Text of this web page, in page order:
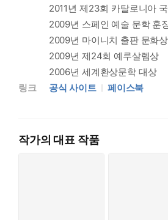
세번째로 벨을 눌렀을 때 현관문이
에 화가 난 것처럼 보였다. 나이는
말을 뱉으면 결코 무르는 법이 없을
내리쬐는 태양빛, 시원한 아이스커
히 일을 마무리하고 떠나려는 그때,
2011년 제23회 카탈로니아
2009년 스페인 예술 문학 훈
2009년 마이니치 출판 문화상
2009년 제24회 예루살렘상
2006년 세계환상문학 대상
링크
공식 사이트 페이스북
작가의 대표 작품